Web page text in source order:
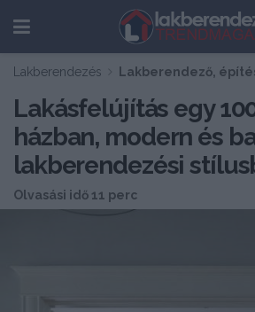
Lakberendezés Lakberendező,
Lakásfelújítás egy
házban, modern és
lakberendezési
Olvasási idő 11 perc